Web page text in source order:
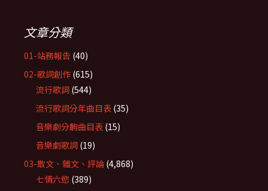
文章分類
01-站務報告 (40)
02-歌詞創作 (615)
流行歌詞 (544)
流行歌詞分年曲目表 (35)
音樂劇分齣曲目表 (15)
音樂劇歌詞 (19)
03-散文、雜文、評論 (4,868)
七情六慾 (389)